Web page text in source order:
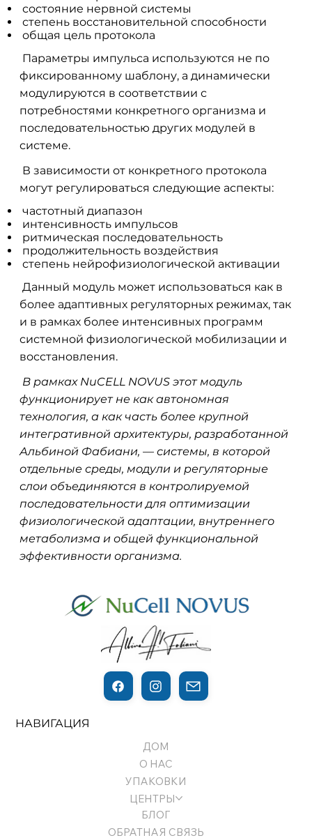
состояние нервной системы
степень восстановительной способности
общая цель протокола
Параметры импульса используются не по
фиксированному шаблону, а динамически
модулируются в соответствии с
потребностями конкретного организма и
последовательностью других модулей в
системе.
В зависимости от конкретного протокола
могут регулироваться следующие аспекты:
частотный диапазон
интенсивность импульсов
ритмическая последовательность
продолжительность воздействия
степень нейрофизиологической активации
Данный модуль может использоваться как в
более адаптивных регуляторных режимах, так
и в рамках более интенсивных программ
системной физиологической мобилизации и
восстановления.
В рамках NuCELL NOVUS этот модуль
функционирует не как автономная
технология, а как часть более крупной
интегративной архитектуры, разработанной
Альбиной Фабиани, — системы, в которой
отдельные среды, модули и регуляторные
слои объединяются в контролируемой
последовательности для оптимизации
физиологической адаптации, внутреннего
метаболизма и общей функциональной
эффективности организма.
НАВИГАЦИЯ
ДОМ
О НАС
УПАКОВКИ
ЦЕНТРЫ
БЛОГ
ОБРАТНАЯ СВЯЗЬ